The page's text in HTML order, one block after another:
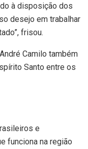
à disposição dos
desejo em trabalhar
frisou.
Camilo também
Santo entre os
e
funciona na região